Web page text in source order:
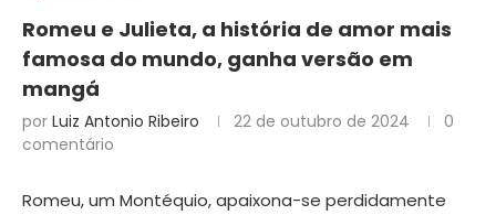
Romeu e Julieta, a história de amor mais
famosa do mundo, ganha versão em
mangá
por Luiz Antonio Ribeiro 22 de outubro de 2024
0
comentário
Romeu, um Montéquio, apaixona-se perdidamente